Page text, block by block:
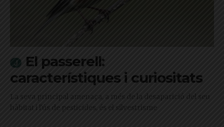
El passerell:
característiques i curiositats
La seva principal amenaça, a més de la desaparició del seu
hàbitat i l'ús de pesticides, és el silvestrisme